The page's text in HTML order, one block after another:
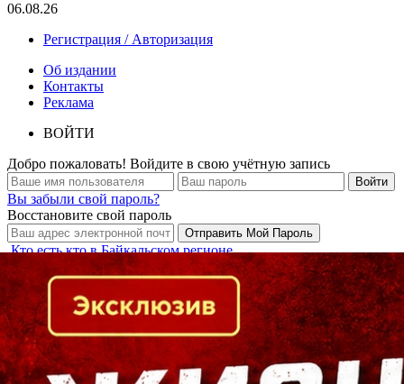
06.08.26
Регистрация / Авторизация
Об издании
Контакты
Реклама
ВОЙТИ
Добро пожаловать! Войдите в свою учётную запись
Вы забыли свой пароль?
Восстановите свой пароль
Кто есть кто в Байкальском регионе